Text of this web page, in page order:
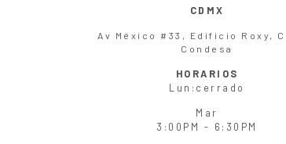
CDMX
Av México #33, Edificio Roxy,
Condesa
HORARIOS
Lun :cerrado
Mar
3:00PM - 6:30PM